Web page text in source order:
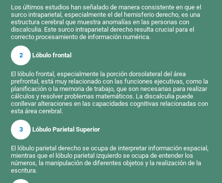
Los últimos estudios han señalado de manera consistente en que el
surco intraparietal, especialmente el del hemisferio derecho, es una
estructura cerebral que muestra anomalías en las personas con
discalculia. Este surco intraparietal derecho resulta crucial para el
correcto procesamiento de información numérica.
2 Lóbulo frontal
El lóbulo frontal, especialmente la porción dorsolateral del área
prefrontal, está muy relacionado con las funciones ejecutivas, como la
planificación o la memoria de trabajo, que son necesarias para realizar
cálculos y resolver problemas matemáticos. La discalculia puede
conllevar alteraciones en las capacidades cognitivas relacionadas con
esta área cerebral.
3 Lóbulo Parietal Superior
El lóbulo parietal derecho se ocupa de interpretar información espacial,
mientras que el lóbulo parietal izquierdo se ocupa de entender los
números, la manipulación de diferentes objetos y la realización de la
escritura.